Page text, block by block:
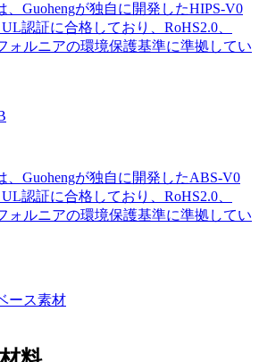
、Guohengが独自に開発したHIPS-V0
認証に合格しており、RoHS2.0、
ォルニアの環境保護基準に準拠してい
、Guohengが独自に開発したABS-V0
認証に合格しており、RoHS2.0、
ォルニアの環境保護基準に準拠してい
ース素材